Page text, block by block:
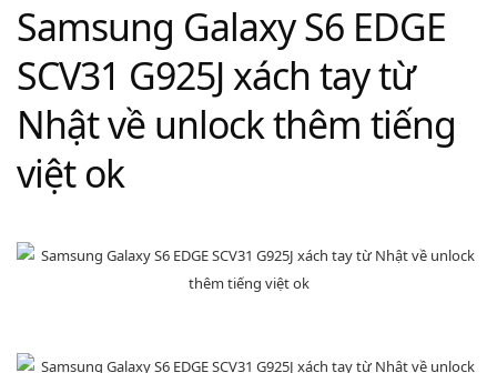
Samsung Galaxy S6 EDGE
SCV31 G925J xách tay từ
Nhật về unlock thêm tiếng
việt ok